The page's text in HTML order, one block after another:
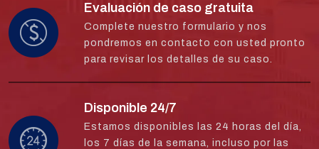
Evaluación de caso gratuita
Complete nuestro formulario y nos
pondremos en contacto con usted pronto
para revisar los detalles de su caso.
Disponible 24/7
Estamos disponibles las 24 horas del día,
los 7 días de la semana, incluso por las